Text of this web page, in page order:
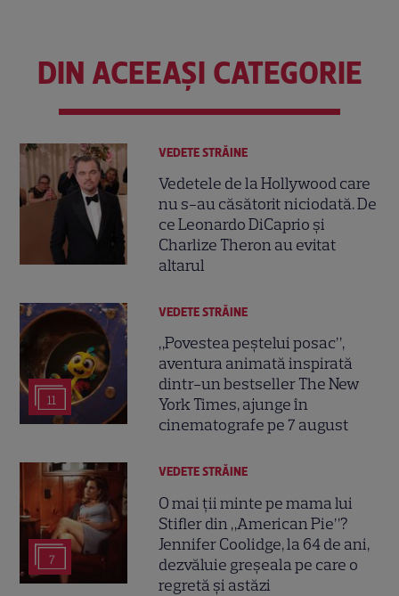
DIN ACEEAȘI CATEGORIE
VEDETE STRĂINE
Vedetele de la Hollywood care
nu s-au căsătorit niciodată. De
ce Leonardo DiCaprio și
Charlize Theron au evitat
altarul
11
VEDETE STRĂINE
„Povestea peștelui posac”,
aventura animată inspirată
dintr-un bestseller The New
York Times, ajunge în
cinematografe pe 7 august
7
VEDETE STRĂINE
O mai ții minte pe mama lui
Stifler din „American Pie”?
Jennifer Coolidge, la 64 de ani,
dezvăluie greșeala pe care o
regretă și astăzi